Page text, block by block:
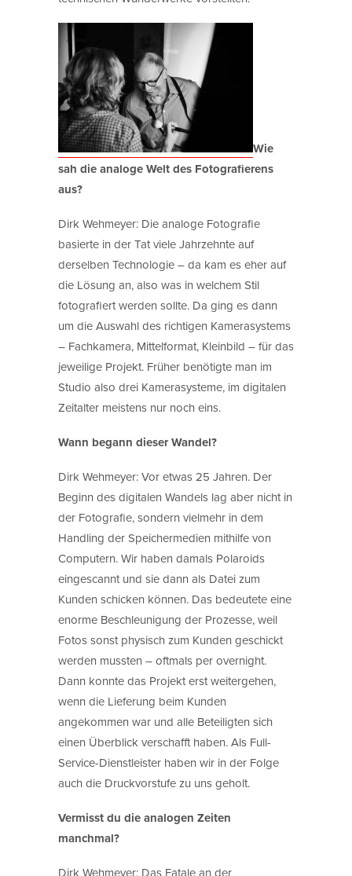
Wie
sah die analoge Welt des Fotografierens
aus?
Dirk Wehmeyer: Die analoge Fotografie
basierte in der Tat viele Jahrzehnte auf
derselben Technologie – da kam es eher auf
die Lösung an, also was in welchem Stil
fotografiert werden sollte. Da ging es dann
um die Auswahl des richtigen Kamerasystems
– Fachkamera, Mittelformat, Kleinbild – für das
jeweilige Projekt. Früher benötigte man im
Studio also drei Kamerasysteme, im digitalen
Zeitalter meistens nur noch eins.
Wann begann dieser Wandel?
Dirk Wehmeyer: Vor etwas 25 Jahren. Der
Beginn des digitalen Wandels lag aber nicht in
der Fotografie, sondern vielmehr in dem
Handling der Speichermedien mithilfe von
Computern. Wir haben damals Polaroids
eingescannt und sie dann als Datei zum
Kunden schicken können. Das bedeutete eine
enorme Beschleunigung der Prozesse, weil
Fotos sonst physisch zum Kunden geschickt
werden mussten – oftmals per overnight.
Dann konnte das Projekt erst weitergehen,
wenn die Lieferung beim Kunden
angekommen war und alle Beteiligten sich
einen Überblick verschafft haben. Als Full-
Service-Dienstleister haben wir in der Folge
auch die Druckvorstufe zu uns geholt.
Vermisst du die analogen Zeiten
manchmal?
Dirk Wehmeyer: Das Fatale an der